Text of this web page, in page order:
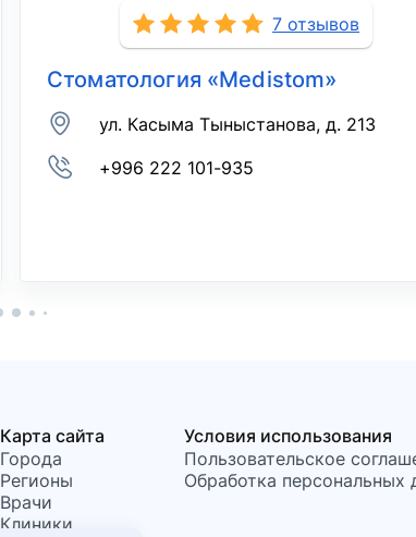
7 отзывов
Стоматология «Medistom»
ул. Касыма Тыныстанова, д. 213
+996 222 101-935
Карта сайта
Города
Регионы
Врачи
Клиники
Условия использования
Пользовательское
Обработка персональных